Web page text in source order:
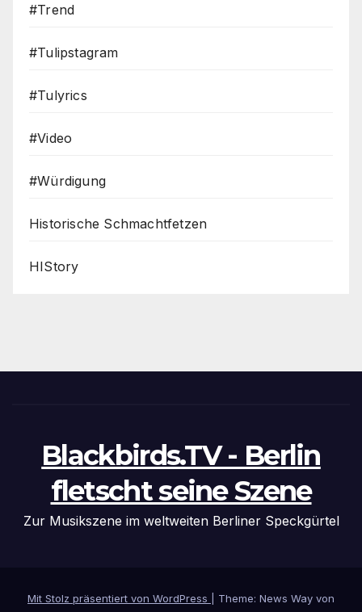
#Trend
#Tulipstagram
#Tulyrics
#Video
#Würdigung
Historische Schmachtfetzen
HIStory
Blackbirds.TV - Berlin
fletscht seine Szene
Zur Musikszene im weltweiten Berliner Speckgürtel
Mit Stolz präsentiert von WordPress Theme: News Way von